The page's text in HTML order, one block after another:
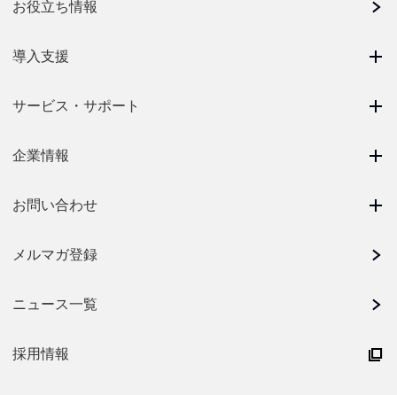
お役立ち情報
導入支援
サービス・サポート
企業情報
お問い合わせ
メルマガ登録
ニュース一覧
採用情報